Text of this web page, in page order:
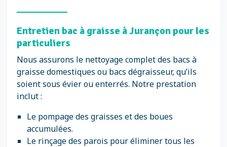
Entretien bac à graisse à Jurançon pour les
particuliers
Nous assurons le nettoyage complet des bacs à
graisse domestiques ou bacs dégraisseur, qu’ils
soient sous évier ou enterrés. Notre prestation
inclut :
Le pompage des graisses et des boues
accumulées.
Le rinçage des parois pour éliminer tous les